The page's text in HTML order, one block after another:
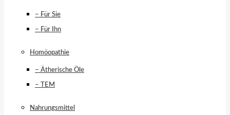
– Für Sie
– Für Ihn
Homöopathie
– Ätherische Öle
– TEM
Nahrungsmittel